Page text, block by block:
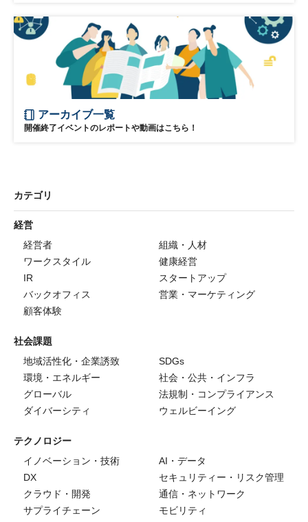
アーカイブ一覧
開催終了イベントのレポートや動画はこちら！
カテゴリ
経営
経営者
組織・人材
ワークスタイル
健康経営
IR
スタートアップ
バックオフィス
営業・マーケティング
顧客体験
社会課題
地域活性化・企業誘致
SDGs
環境・エネルギー
社会・公共・インフラ
グローバル
法規制・コンプライアンス
ダイバーシティ
ウェルビーイング
テクノロジー
イノベーション・技術
AI・データ
DX
セキュリティー・リスク管理
クラウド・開発
通信・ネットワーク
サプライチェーン
モビリティ